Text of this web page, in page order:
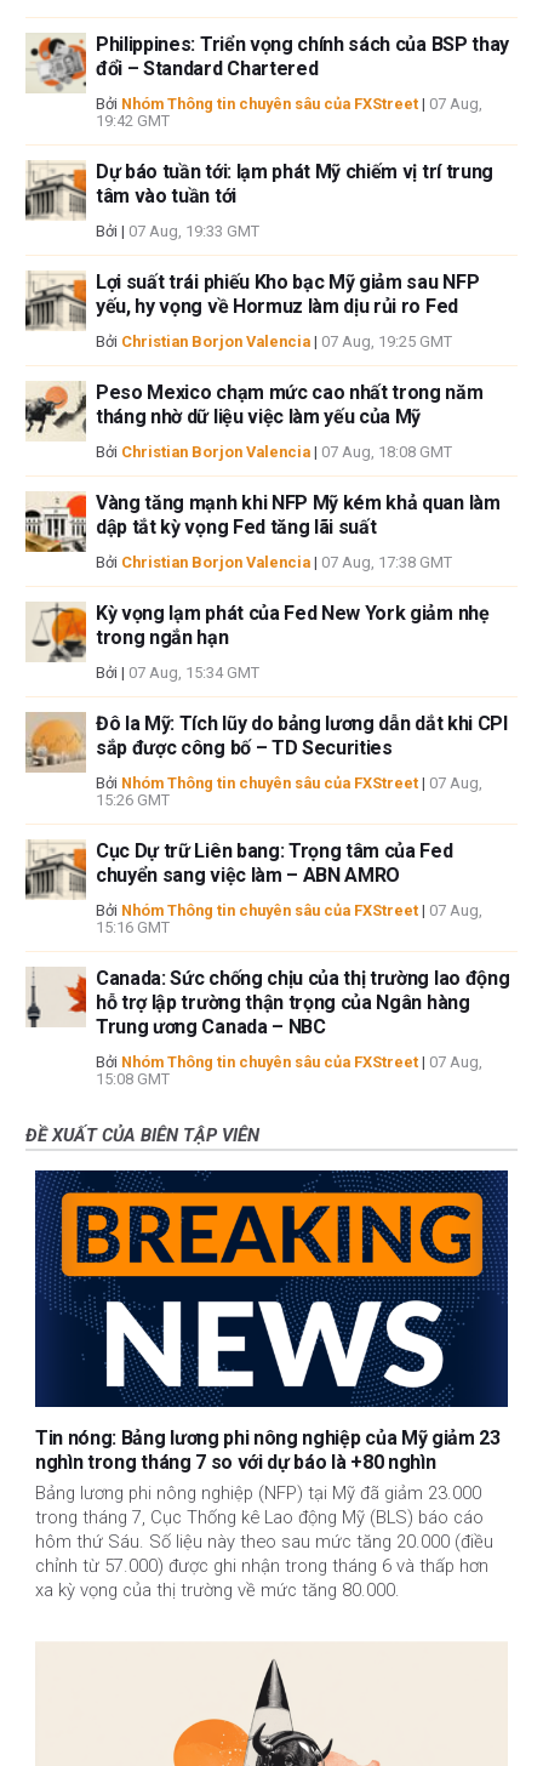
các tác giả và không nhất thiết phản ánh chính sách hoặc quan điểm
chính thức của FXStreet cũng như các nhà quảng cáo của nó. Tác giả
sẽ không chịu trách nhiệm về thông tin được tìm thấy ở cuối các liên kết
được đăng trên trang này.
Nếu không được đề cập rõ ràng trong nội dung bài viết, tại thời điểm viết
cập trong bài viết này và không có quan hệ kinh doanh với bất kỳ công ty
nào được đề cập. Tác giả không nhận được tiền công cho việc viết bài
này, ngoài từ FXStreet.
giả không cam đoan về tính chính xác, đầy đủ hoặc phù hợp của thông
tin này. FXStreet và tác giả sẽ không chịu trách nhiệm về bất kỳ sai sót,
thiếu sót hoặc bất kỳ tổn thất, thương tích hoặc thiệt hại nào phát sinh từ
thông tin này và việc hiển thị hoặc sử dụng thông tin này. Ngoại trừ các
lỗi và thiếu sót.
Tác giả và FXStreet không phải là các cố vấn đầu tư đã đăng ký và không
có nội dung nào trong bài viết này nhằm mục đích tư vấn đầu tư.
Philippines: Triển vọng chính sách của BSP thay
đổi – Standard Chartered
Bởi Nhóm Thông tin chuyên sâu của FXStreet | 07 Aug,
19:42 GMT
Dự báo tuần tới: lạm phát Mỹ chiếm vị trí trung
tâm vào tuần tới
Bởi | 07 Aug, 19:33 GMT
Lợi suất trái phiếu Kho bạc Mỹ giảm sau NFP
yếu, hy vọng về Hormuz làm dịu rủi ro Fed
Bởi Christian Borjon Valencia | 07 Aug, 19:25 GMT
Peso Mexico chạm mức cao nhất trong năm
tháng nhờ dữ liệu việc làm yếu của Mỹ
Bởi Christian Borjon Valencia | 07 Aug, 18:08 GMT
Vàng tăng mạnh khi NFP Mỹ kém khả quan làm
dập tắt kỳ vọng Fed tăng lãi suất
Bởi Christian Borjon Valencia | 07 Aug, 17:38 GMT
Kỳ vọng lạm phát của Fed New York giảm nhẹ
trong ngắn hạn
Bởi | 07 Aug, 15:34 GMT
Đô la Mỹ: Tích lũy do bảng lương dẫn dắt khi CPI
sắp được công bố – TD Securities
Bởi Nhóm Thông tin chuyên sâu của FXStreet | 07 Aug,
15:26 GMT
Cục Dự trữ Liên bang: Trọng tâm của Fed
chuyển sang việc làm – ABN AMRO
Bởi Nhóm Thông tin chuyên sâu của FXStreet | 07 Aug,
15:16 GMT
Canada: Sức chống chịu của thị trường lao động
hỗ trợ lập trường thận trọng của Ngân hàng
Trung ương Canada – NBC
Bởi Nhóm Thông tin chuyên sâu của FXStreet | 07 Aug,
15:08 GMT
ĐỀ XUẤT CỦA BIÊN TẬP VIÊN
Tin nóng: Bảng lương phi nông nghiệp của Mỹ giảm 23
nghìn trong tháng 7 so với dự báo là +80 nghìn
Bảng lương phi nông nghiệp (NFP) tại Mỹ đã giảm 23.000
trong tháng 7, Cục Thống kê Lao động Mỹ (BLS) báo cáo
hôm thứ Sáu. Số liệu này theo sau mức tăng 20.000 (điều
chỉnh từ 57.000) được ghi nhận trong tháng 6 và thấp hơn
xa kỳ vọng của thị trường về mức tăng 80.000.